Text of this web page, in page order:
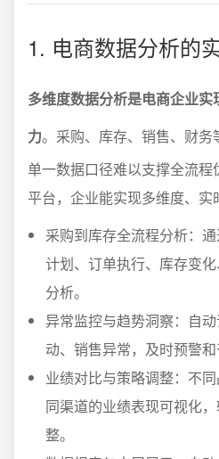
1. 电商数据分析的
多维度数据分析是电商企业
力。采购、库存、销售、财务
单一数据口径难以支撑全流
平台，企业能实现多维度、实
采购到库存全流程分析：
计划、订单执行、库存变
分析。
异常监控与趋势洞察：自
动、销售异常，及时预警和
业绩对比与策略调整：不
同渠道的业绩表现可视化
整。